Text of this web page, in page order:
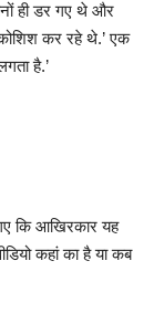
ही डर गए थे और
कर रहे थे.’ एक
है.’
कि आखिरकार यह
कहां का है या कब